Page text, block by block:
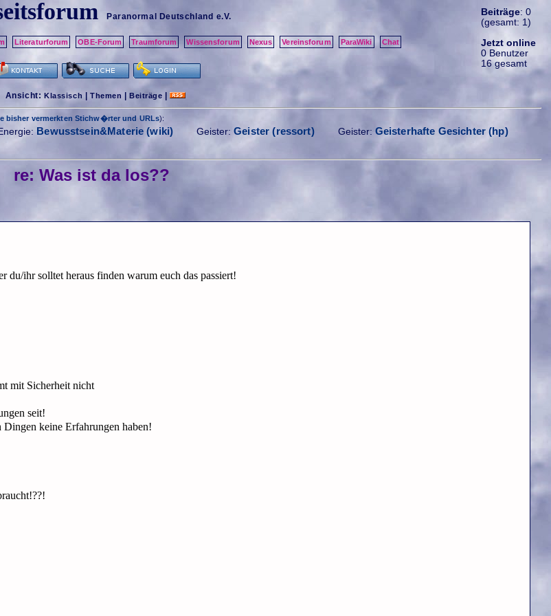
Beiträge: 0
(gesamt: 1)
Jetzt online
0 Benutzer
16 gesamt
Paranormal Deutschland e.V.
Literaturforum OBE-Forum Traumforum Wissensforum Nexus Vereinsforum ParaWiki Chat
Ansicht:Klassisch Themen |Beiträge |
bisher vermerkten Stichw�rter und URLs):
Bewusstsein&Materie (wiki) Geister:Geister (ressort) Geister: Geisterhafte Gesichter (hp)
re: Was ist da los??
ihr solltet heraus finden warum euch das passiert!
mit Sicherheit nicht
seit!
keine Erfahrungen haben!